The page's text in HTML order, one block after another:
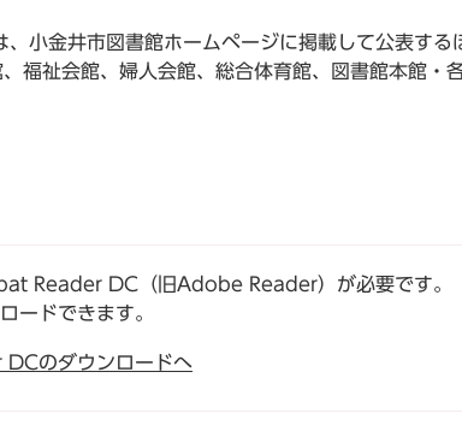
小金井市図書館ホームページに掲載して公表する
福祉会館、婦人会館、総合体育館、図書館本館
Reader DC（旧Adobe Reader）が必要です。
ードできます。
のダウンロードへ